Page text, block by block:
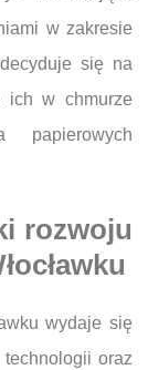
w zakresie
się na
ich w chmurze
papierowych
rozwoju
wydaje się
oraz